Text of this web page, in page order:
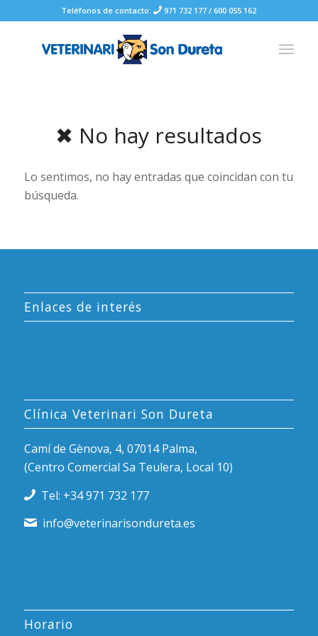
Teléfonos de contacto: 971 732 177 /600 055 162
✖ No hay resultados
Lo sentimos, no hay entradas que coincidan con tu
búsqueda.
Enlaces de interés
Clínica Veterinari Son Dureta
Camí de Gènova, 4, 07014 Palma,
(Centro Comercial Sa Teulera, Local 10)
Tel: +34 971 732 177
info@veterinarisondureta.es
Horario